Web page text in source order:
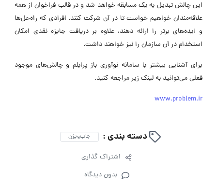
این چالش تبدیل به یک مسابقه خواهد شد و در قالب فراخوان از همه
علاقه‌مندان خواهیم خواست تا در آن شرکت کنند. افرادی که راه‌حل‌ها
و ایده‌های برتر را ارائه دهند، علاوه بر دریافت جایزه نقدی امکان
استخدام در آن سازمان را نیز خواهند داشت.
برای آشنایی بیشتر با سامانه نوآوری باز پرابلم و چالش‌های موجود
فعلی می‌توانید به لینک زیر مراجعه کنید.
www.problem.ir
دسته بندی : جاب‌ویژن
اشتراک گذاری
بدون دیدگاه